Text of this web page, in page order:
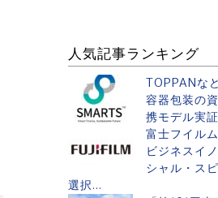
人気記事ランキング
TOPPANな
容器包装の
携モデル実
富士フイル
ビジネスイ
シャル・ス
選択...